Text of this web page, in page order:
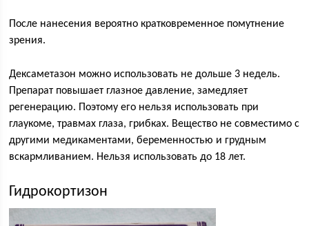
После нанесения вероятно кратковременное помутнение
зрения.
Дексаметазон можно использовать не дольше 3 недель.
Препарат повышает глазное давление, замедляет
регенерацию. Поэтому его нельзя использовать при
глаукоме, травмах глаза, грибках. Вещество не совместимо с
другими медикаментами, беременностью и грудным
вскармливанием. Нельзя использовать до 18 лет.
Гидрокортизон